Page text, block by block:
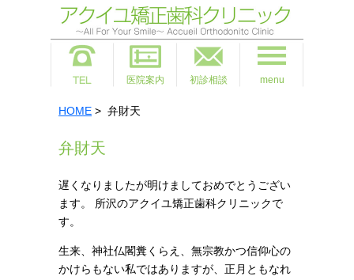
医院案内 初診相談 menu
HOME > 弁財天
弁財天
遅くなりましたが明けましておめでとうござい
ます。 所沢のアクイユ矯正歯科クリニックで
す。
生来、神社仏閣糞くらえ、無宗教かつ信仰心の
かけらもない私ではありますが、正月ともなれ